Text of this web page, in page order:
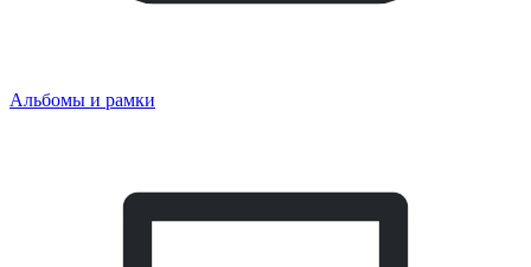
Альбомы и рамки